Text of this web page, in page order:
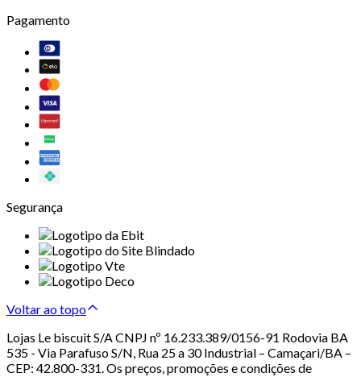
Pagamento
Segurança
Voltar ao topo
Lojas Le biscuit S/A CNPJ nº 16.233.389/0156-91 Rodovia BA
535 - Via Parafuso S/N, Rua 25 a 30 Industrial – Camaçari/BA –
CEP: 42.800-331. Os preços, promoções e condições de